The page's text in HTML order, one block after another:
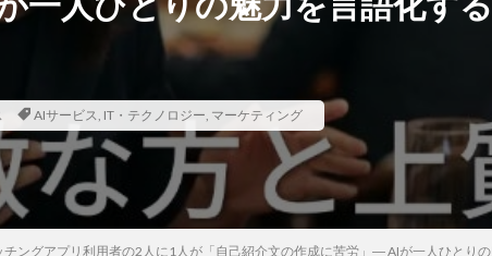
AIサービス, IT・テクノロジー, マーケティング
チングアプリ利用者の2人に1人が「自己紹介文の作成に苦労」― AIが一人ひとり